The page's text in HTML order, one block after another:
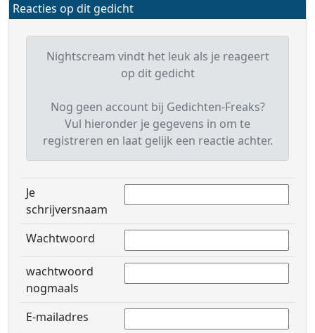
Reacties op dit gedicht
Nightscream vindt het leuk als je reageert
op dit gedicht
Nog geen account bij Gedichten-Freaks?
Vul hieronder je gegevens in om te
registreren en laat gelijk een reactie achter.
Je
schrijversnaam
Wachtwoord
wachtwoord
nogmaals
E-mailadres